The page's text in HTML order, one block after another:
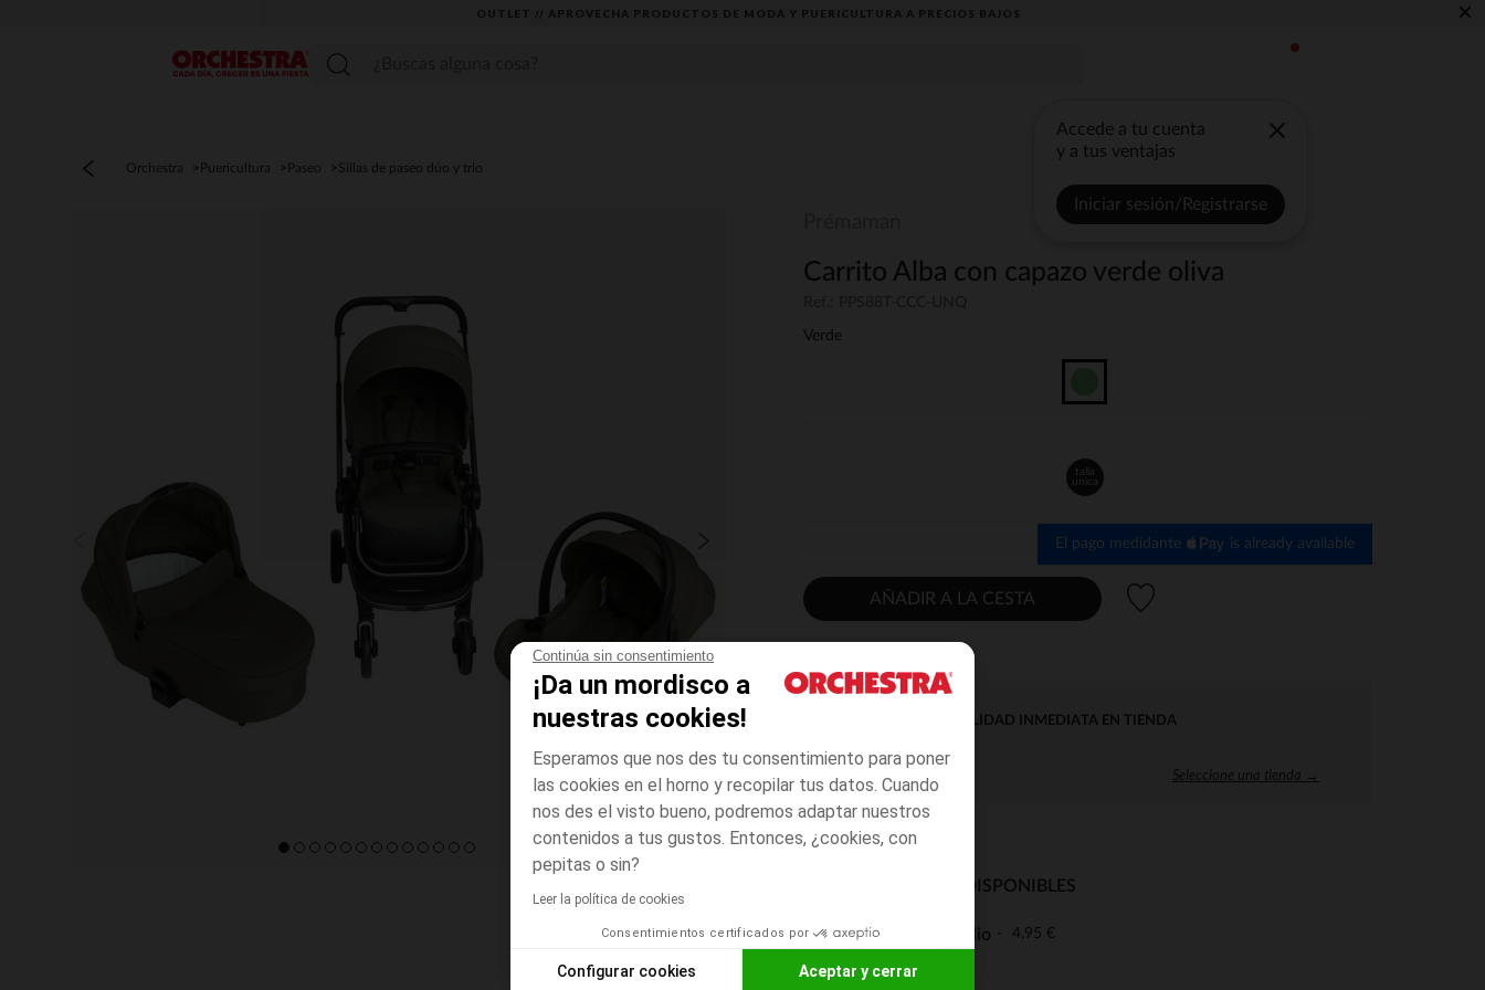
Continúa sin consentimiento
¡Da un mordisco a
nuestras cookies!
Esperamos que nos des tu consentimiento para poner
las cookies en el horno y recopilar tus datos. Cuando
nos des el visto bueno, podremos adaptar nuestros
contenidos a tus gustos. Entonces, ¿cookies, con
pepitas o sin?
Leer la política de cookies
Consentimientos certificados por
Configurar cookies Aceptar y cerrar
OUTLET // APROVECHA PRODUCTOS DE MODA Y PUERICULTURA A PRECIOS BAJOS ×
Menú
Accede a tu cuenta
y a tus ventajas
Iniciar sesión/Registrarse
Orchestra Puericultura Paseo Sillas de paseo dúo y trio
Carrito Alba con capazo verde oliva
Verde
talla
unica
El pago medidante is already available
AÑADIR A LA CESTA
DISPONIBILIDAD INMEDIATA EN TIENDA
Seleccione una tienda →
MODOS DE ENVÍO DISPONIBLES
Entrega a domicilio 4,95 €